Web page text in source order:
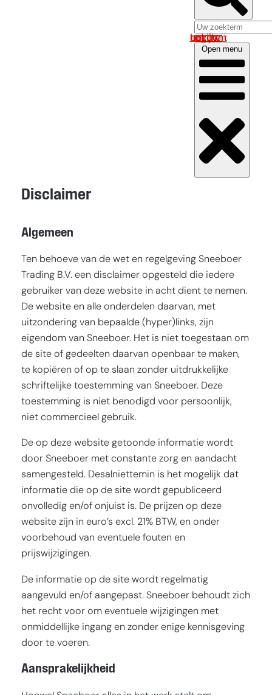
Log in om uw account te bekijken
Open menu
Disclaimer
Algemeen
Ten behoeve van de wet en regelgeving Sneeboer
Trading B.V. een disclaimer opgesteld die iedere
gebruiker van deze website in acht dient te nemen.
De website en alle onderdelen daarvan, met
uitzondering van bepaalde (hyper)links, zijn
eigendom van Sneeboer. Het is niet toegestaan om
de site of gedeelten daarvan openbaar te maken,
te kopiëren of op te slaan zonder uitdrukkelijke
schriftelijke toestemming van Sneeboer. Deze
toestemming is niet benodigd voor persoonlijk,
niet commercieel gebruik.
De op deze website getoonde informatie wordt
door Sneeboer met constante zorg en aandacht
samengesteld. Desalniettemin is het mogelijk dat
informatie die op de site wordt gepubliceerd
onvolledig en/of onjuist is. De prijzen op deze
website zijn in euro’s excl. 21% BTW, en onder
voorbehoud van eventuele fouten en
prijswijzigingen.
De informatie op de site wordt regelmatig
aangevuld en/of aangepast. Sneeboer behoudt zich
het recht voor om eventuele wijzigingen met
onmiddellijke ingang en zonder enige kennisgeving
door te voeren.
Aansprakelijkheid